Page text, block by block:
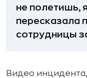
не полетишь,
пересказала
сотрудницы
Видео